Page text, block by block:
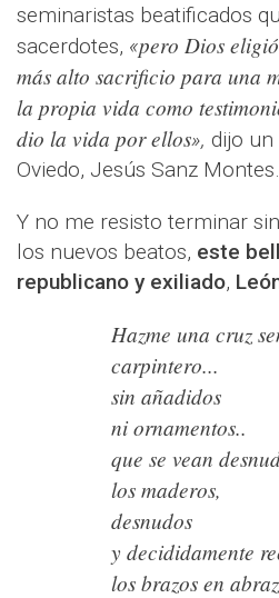
seminaristas beatificados
sacerdotes, «pero Dios
más alto sacrificio para una
la propia vida como
dio la vida por ellos», dijo un
Oviedo, Jesús Sanz Montes.
Y no me resisto terminar
los nuevos beatos, este
republicano y exiliado,
Hazme una cruz
carpintero...
sin añadidos
ni ornamentos..
que se vean
los maderos,
desnudos
y decididamente
los brazos en